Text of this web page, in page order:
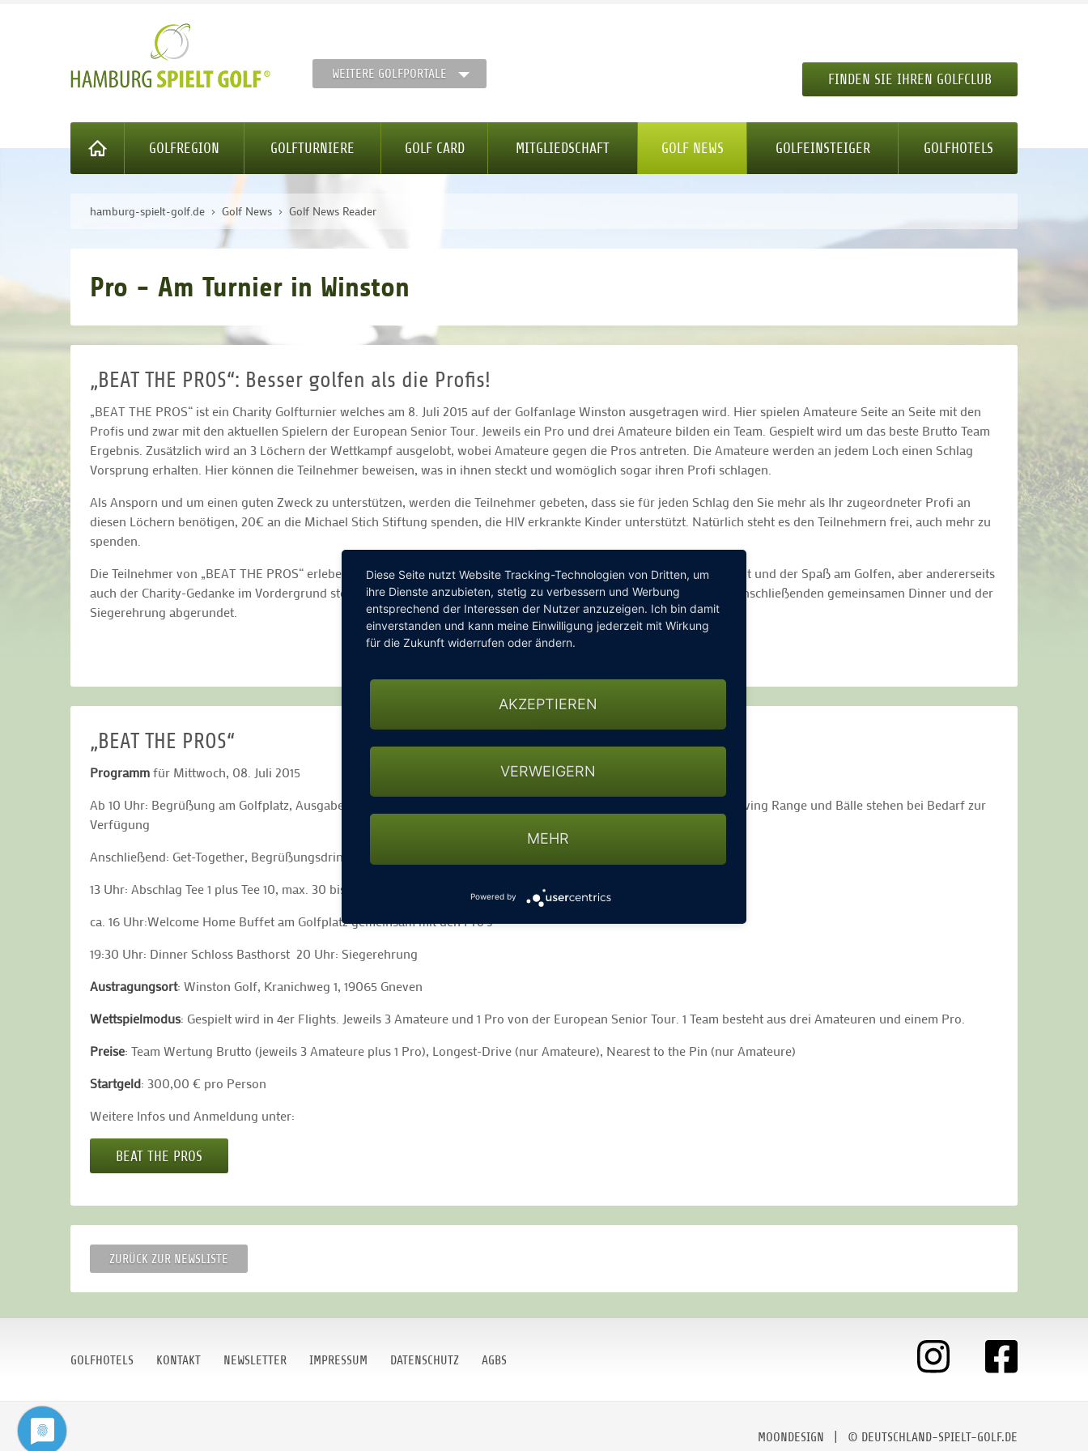
WEITERE GOLFPORTALE FINDEN SIE IHREN GOLFCLUB
GOLFREGION GOLFTURNIERE GOLF CARD MITGLIEDSCHAFT GOLF NEWS GOLFEINSTEIGER GOLFHOTELS
hamburg-spielt-golf.de Golf News Golf News Reader
Pro - Am Turnier in Winston
„BEAT THE PROS“: Besser golfen als die Profis!
„BEAT THE PROS“ ist ein Charity Golfturnier welches am 8. Juli 2015 auf der Golfanlage Winston ausgetragen wird. Hier spielen Amateure Seite an Seite mit den
Profis und zwar mit den aktuellen Spielern der European Senior Tour. Jeweils ein Pro und drei Amateure bilden ein Team. Gespielt wird um das beste Brutto Team
Ergebnis. Zusätzlich wird an 3 Löchern der Wettkampf ausgelobt, wobei Amateure gegen die Pros antreten. Die Amateure werden an jedem Loch einen Schlag
Vorsprung erhalten. Hier können die Teilnehmer beweisen, was in ihnen steckt und womöglich sogar ihren Profi schlagen.
Als Ansporn und um einen guten Zweck zu unterstützen, werden die Teilnehmer gebeten, dass sie für jeden Schlag den Sie mehr als Ihr zugeordneter Profi an
diesen Löchern benötigen, 20€ an die Michael Stich Stiftung spenden, die HIV erkrankte Kinder unterstützt. Natürlich steht es den Teilnehmern frei, auch mehr zu
spenden.
Die Teilnehmer von „BEAT THE PROS“ erleben einen einmaligen Turniertag, an dem einerseits der sportliche Wettstreit und der Spaß am Golfen, aber andererseits
auch der Charity-Gedanke im Vordergrund steht. Das Turnier wird durch ein passendes Rahmenprogramm wie dem anschließenden gemeinsamen Dinner und der
Siegerehrung abgerundet.
„BEAT THE PROS“
Programmfür Mittwoch, 08. Juli 2015
Ab 10 Uhr: Begrüßung am Golfplatz, Ausgabe Scorekarten, Badges, Welcome Package, Ausgabe Tagesablaufplan, Driving Range und Bälle stehen bei Bedarf zur
Verfügung
Anschließend: Get-Together, Begrüßungsdrink, kleiner Snack
13 Uhr: Abschlag Tee 1 plus Tee 10, max. 30 bis 50 Teilnehmer
ca. 16 Uhr:Welcome Home Buffet am Golfplatz gemeinsam mit den Pro’s
19:30 Uhr: Dinner Schloss Basthorst 20 Uhr: Siegerehrung
Austragungsort: Winston Golf, Kranichweg 1, 19065 Gneven
Wettspielmodus: Gespielt wird in 4er Flights. Jeweils 3 Amateure und 1 Pro von der European Senior Tour. 1 Team besteht aus drei Amateuren und einem Pro.
Preise: Team Wertung Brutto (jeweils 3 Amateure plus 1 Pro), Longest-Drive (nur Amateure), Nearest to the Pin (nur Amateure)
Startgeld: 300,00 € pro Person
Weitere Infos und Anmeldung unter:
BEAT THE PROS
ZURÜCK ZUR NEWSLISTE
GOLFHOTELS KONTAKT NEWSLETTER IMPRESSUM DATENSCHUTZ AGBS
MOONDESIGN | © DEUTSCHLAND-SPIELT-GOLF.DE
Diese Seite nutzt Website Tracking-Technologien von Dritten, um
ihre Dienste anzubieten, stetig zu verbessern und Werbung
entsprechend der Interessen der Nutzer anzuzeigen. Ich bin damit
einverstanden und kann meine Einwilligung jederzeit mit Wirkung
für die Zukunft widerrufen oder ändern.
AKZEPTIEREN
VERWEIGERN
MEHR
Powered by